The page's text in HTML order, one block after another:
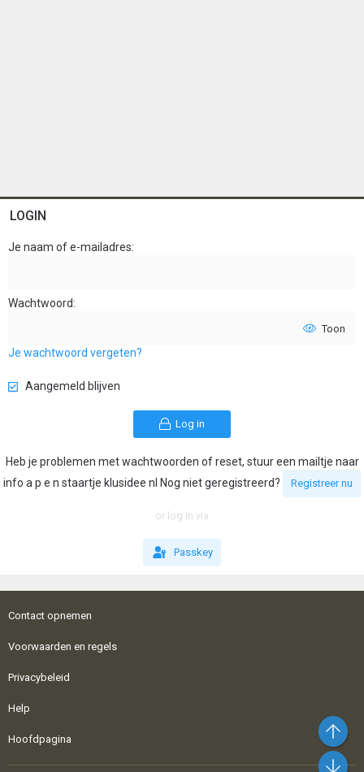
LOGIN
Je naam of e-mailadres
Wachtwoord
Toon
Je wachtwoord vergeten?
Aangemeld blijven
Log in
Heb je problemen met wachtwoorden of reset, stuur een mailtje naar
info a p e n staartje klusidee nl Nog niet geregistreerd?
Registreer nu
or log in via
Passkey
Contact opnemen
Voorwaarden en regels
Privacybeleid
Help
Hoofdpagina